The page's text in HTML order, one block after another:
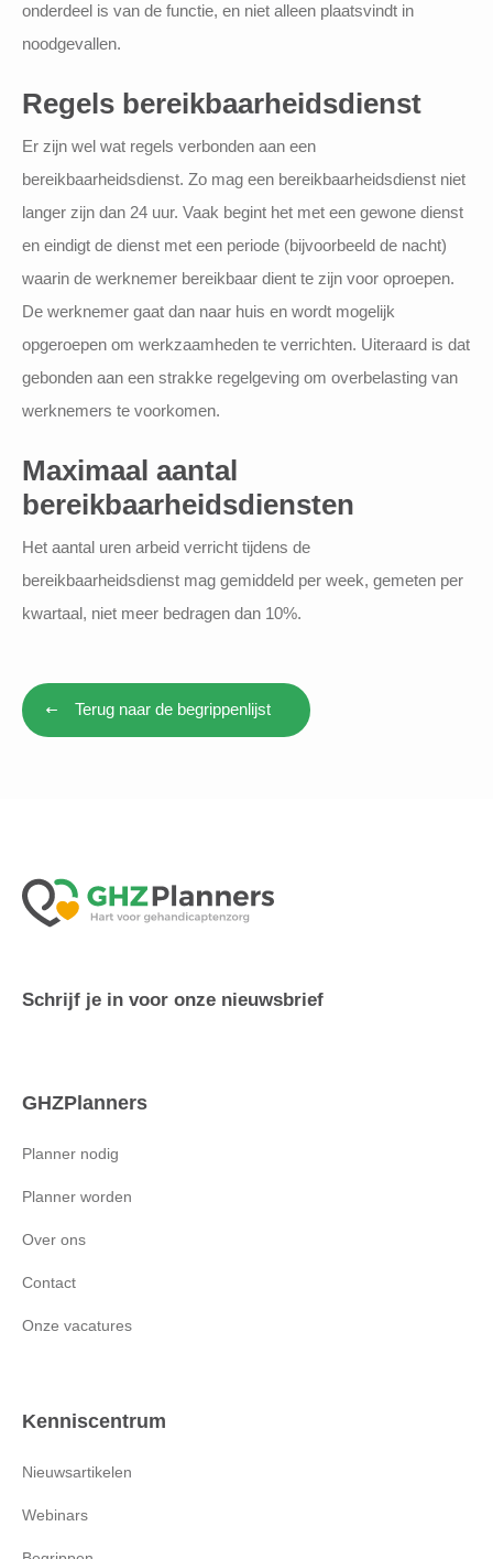
onderdeel is van de functie, en niet alleen plaatsvindt in
noodgevallen.
Regels bereikbaarheidsdienst
Er zijn wel wat regels verbonden aan een
bereikbaarheidsdienst. Zo mag een bereikbaarheidsdienst niet
langer zijn dan 24 uur. Vaak begint het met een gewone dienst
en eindigt de dienst met een periode (bijvoorbeeld de nacht)
waarin de werknemer bereikbaar dient te zijn voor oproepen.
De werknemer gaat dan naar huis en wordt mogelijk
opgeroepen om werkzaamheden te verrichten. Uiteraard is dat
gebonden aan een strakke regelgeving om overbelasting van
werknemers te voorkomen.
Maximaal aantal
bereikbaarheidsdiensten
Het aantal uren arbeid verricht tijdens de
bereikbaarheidsdienst mag gemiddeld per week, gemeten per
kwartaal, niet meer bedragen dan 10%.
Terug naar de begrippenlijst
Schrijf je in voor onze nieuwsbrief
GHZPlanners
Planner nodig
Planner worden
Over ons
Contact
Onze vacatures
Kenniscentrum
Nieuwsartikelen
Webinars